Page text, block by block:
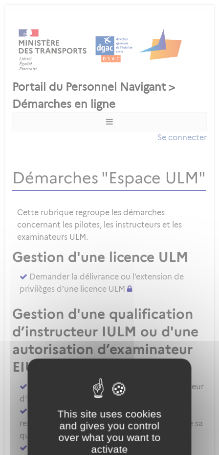
This site uses cookies
and gives you control
over what you want to
activate
Se connecter
Démarches "Espace ULM"
Cette rubrique regroupe les démarches
concernant les pilotes, les instructeurs et les
examinateurs ULM.
Gestion d'une licence ULM
Demander la délivrance ou l’extension de
privilèges d’une licence ULM
Gestion d'une qualification
d’instructeur IULM ou d'une
autorisation d’examinateur
EIULM
Attester des prérequis pour devenir formateur
d'instructeur ULM
Demander la délivrance, la prorogation, le
renouvellement ou l'extension de privilèges de sa
qualification IULM
Demander une autorisation d'examinateur